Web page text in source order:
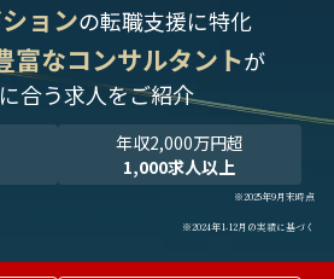
ョンの転職支援に特化
富なコンサルタントが
合う求人をご紹介
年収2,000万円超
1,000求人以上
※2025年9月末時点
※2024年1-12月の実績に基づく